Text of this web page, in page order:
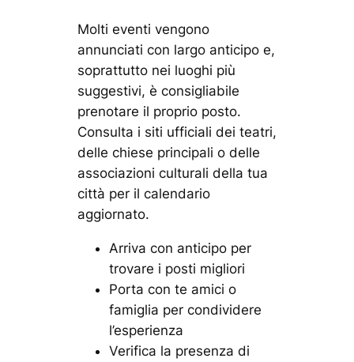
Molti eventi vengono
annunciati con largo anticipo e,
soprattutto nei luoghi più
suggestivi, è consigliabile
prenotare il proprio posto.
Consulta i siti ufficiali dei teatri,
delle chiese principali o delle
associazioni culturali della tua
città per il calendario
aggiornato.
Arriva con anticipo per
trovare i posti migliori
Porta con te amici o
famiglia per condividere
l’esperienza
Verifica la presenza di